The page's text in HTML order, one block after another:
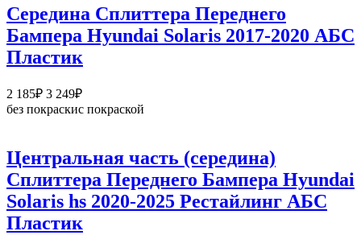
–
16
698₽
Середина Сплиттера Переднего
Бампера Hyundai Solaris 2017-2020 АБС
Пластик
2 185₽ 3 249₽Диапазон
цен:
3
249₽
без покраскис покраской
Центральная часть (середина)
Сплиттера Переднего Бампера Hyundai
Solaris hs 2020-2025 Рестайлинг АБС
Пластик